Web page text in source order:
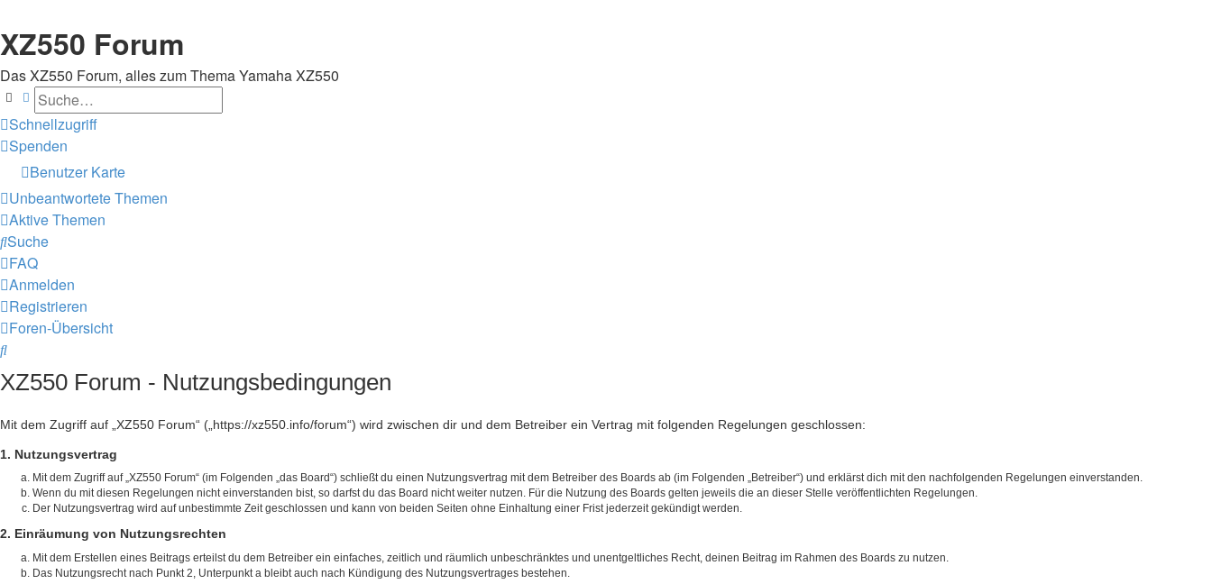
XZ550 Forum
Das XZ550 Forum, alles zum Thema Yamaha XZ550
SucheErweiterte Suche
Schnellzugriff
Spenden
Benutzer Karte
Unbeantwortete Themen
Aktive Themen
Suche
FAQ
Anmelden
Registrieren
Foren-Übersicht
Suche
XZ550 Forum - Nutzungsbedingungen
Mit dem Zugriff auf „XZ550 Forum“ („https://xz550.info/forum“) wird zwischen dir und dem Betreiber ein Vertrag mit folgenden Regelungen geschlossen:
1. Nutzungsvertrag
Mit dem Zugriff auf „XZ550 Forum“ (im Folgenden „das Board“) schließt du einen Nutzungsvertrag mit dem Betreiber des Boards ab (im Folgenden „Betreiber“) und erklärst dich mit den nachfolgenden Regelungen einverstanden.
Wenn du mit diesen Regelungen nicht einverstanden bist, so darfst du das Board nicht weiter nutzen. Für die Nutzung des Boards gelten jeweils die an dieser Stelle veröffentlichten Regelungen.
Der Nutzungsvertrag wird auf unbestimmte Zeit geschlossen und kann von beiden Seiten ohne Einhaltung einer Frist jederzeit gekündigt werden.
2. Einräumung von Nutzungsrechten
Mit dem Erstellen eines Beitrags erteilst du dem Betreiber ein einfaches, zeitlich und räumlich unbeschränktes und unentgeltliches Recht, deinen Beitrag im Rahmen des Boards zu nutzen.
Das Nutzungsrecht nach Punkt 2, Unterpunkt a bleibt auch nach Kündigung des Nutzungsvertrages bestehen.